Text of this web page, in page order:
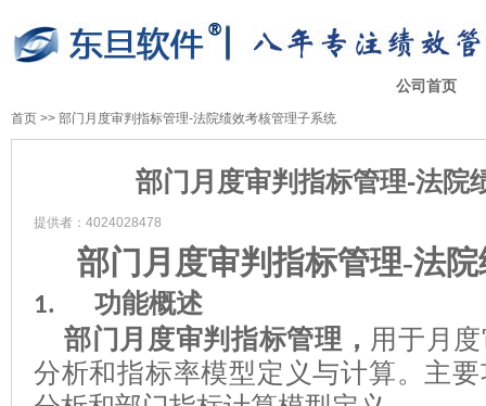
公司首页
首页 >> 部门月度审判指标管理-法院绩效考核管理子系统
部门月度审判指标管理-法院
提供者：4024028478
部门月度审判指标管理-法
1.
功能概述
部门月度审判指标管理 ， 用于月
分析和指标率模型定义与计算。 主